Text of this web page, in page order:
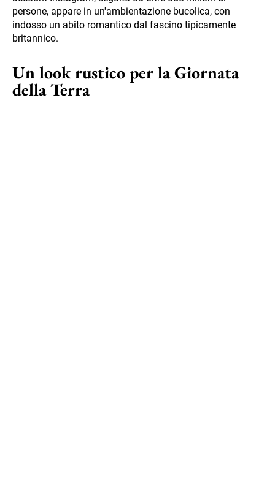
persone, appare in un'ambientazione bucolica, con
indosso un abito romantico dal fascino tipicamente
britannico.
Un look rustico per la Giornata
della Terra